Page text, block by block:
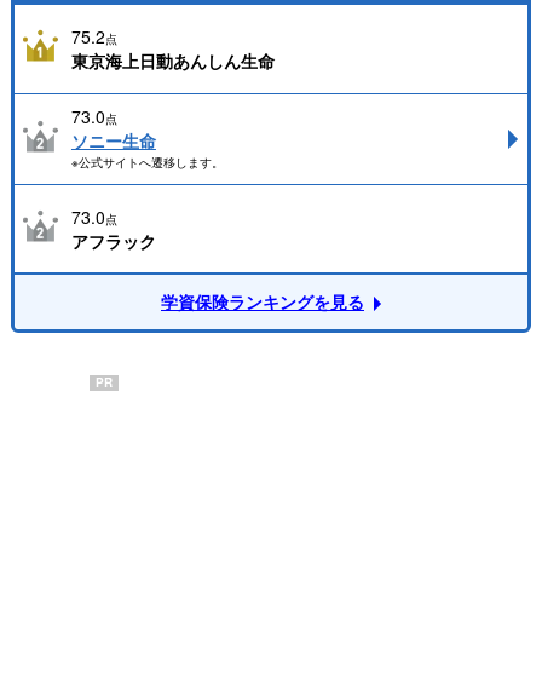
75.2点
東京海上日動あんしん生命
73.0点
ソニー生命
※公式サイトへ遷移します。
73.0点
アフラック
学資保険ランキングを見る
PR